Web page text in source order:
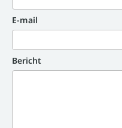
E-mail
Bericht